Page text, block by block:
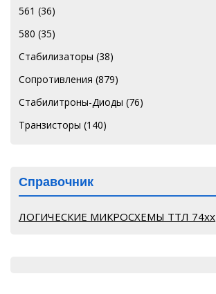
561 (36)
580 (35)
Стабилизаторы (38)
Сопротивления (879)
Стабилитроны-Диоды (76)
Транзисторы (140)
Справочник
ЛОГИЧЕСКИЕ МИКРОСХЕМЫ ТТЛ 74хх